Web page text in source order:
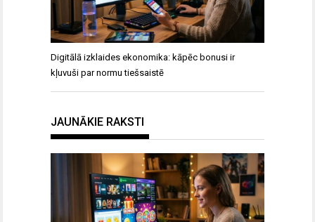
Digitālā izklaides ekonomika: kāpēc bonusi ir
kļuvuši par normu tiešsaistē
JAUNĀKIE RAKSTI